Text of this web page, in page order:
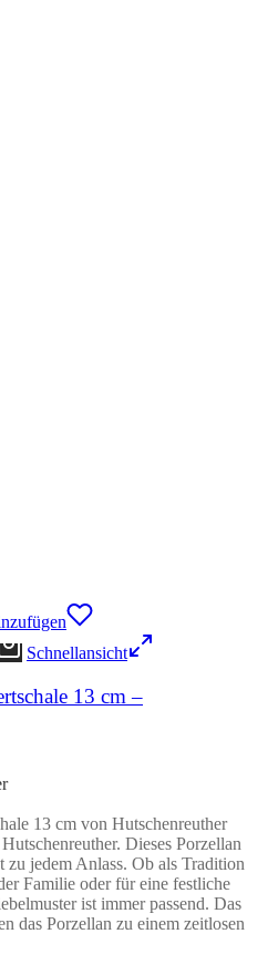
Schnellansicht
13 cm –
13 cm von Hutschenreuther
Dieses Porzellan
zu jedem Anlass. Ob als Tradition
Familie oder für eine festliche
ist immer passend. Das
das Porzellan zu einem zeitlosen